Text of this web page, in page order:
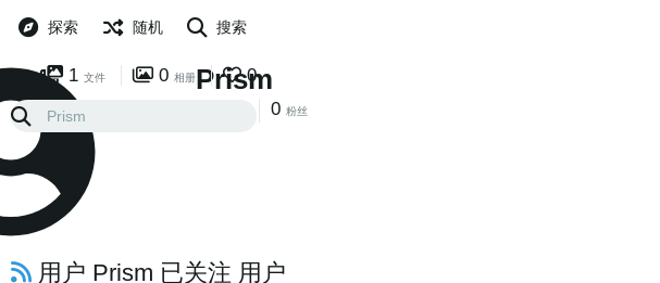
探索 随机 搜索
Prism
0 粉丝
1 文件 0 相册 0
用户 Prism 已关注 用户